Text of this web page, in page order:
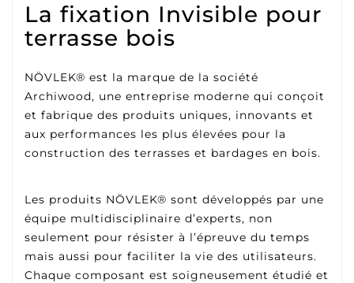
La fixation Invisible pour
terrasse bois
NÖVLEK® est la marque de la société
Archiwood, une entreprise moderne qui conçoit
et fabrique des produits uniques, innovants et
aux performances les plus élevées pour la
construction des terrasses et bardages en bois.
Les produits NÖVLEK® sont développés par une
équipe multidisciplinaire d’experts, non
seulement pour résister à l’épreuve du temps
mais aussi pour faciliter la vie des utilisateurs.
Chaque composant est soigneusement étudié et